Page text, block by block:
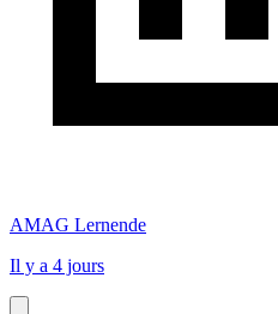
AMAG Lernende
Il y a 4 jours